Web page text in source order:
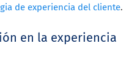
de experiencia del cliente.
en la experiencia